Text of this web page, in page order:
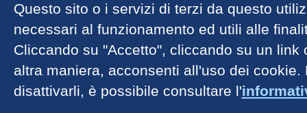
Questo sito o i servizi di terzi da questo
necessari al funzionamento ed utili alle
Cliccando su "Accetto", cliccando su un
altra maniera, acconsenti all'uso dei
disattivarli, è possibile consultare l'